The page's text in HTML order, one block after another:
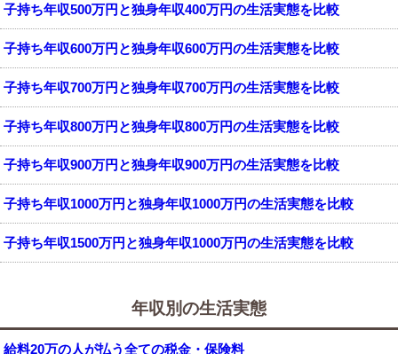
子持ち年収500万円と独身年収400万円の生活実態を比較
子持ち年収600万円と独身年収600万円の生活実態を比較
子持ち年収700万円と独身年収700万円の生活実態を比較
子持ち年収800万円と独身年収800万円の生活実態を比較
子持ち年収900万円と独身年収900万円の生活実態を比較
子持ち年収1000万円と独身年収1000万円の生活実態を比較
子持ち年収1500万円と独身年収1000万円の生活実態を比較
年収別の生活実態
給料20万の人が払う全ての税金・保険料